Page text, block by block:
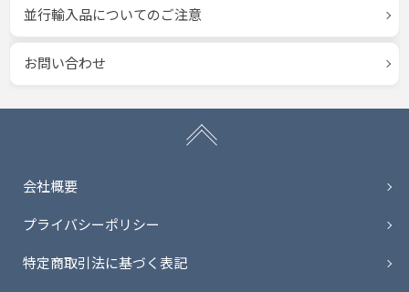
並行輸入品についてのご注意
お問い合わせ
会社概要
プライバシーポリシー
特定商取引法に基づく表記